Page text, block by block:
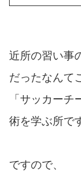
近所の習い事
だったなんて
「サッカー
術を学ぶ所で
ですので、